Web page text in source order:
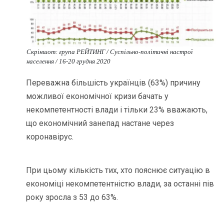
Скріншот: група РЕЙТИНГ / Cуспільно-політичні настрої
населення / 16-20 грудня 2020
Переважна більшість українців (63%) причину
можливої економічної кризи бачать у
некомпетентності влади і тільки 23% вважають,
що економічний занепад настане через
коронавірус.
При цьому кількість тих, хто пояснює ситуацію в
економіці некомпетентністю влади, за останні пів
року зросла з 53 до 63%.